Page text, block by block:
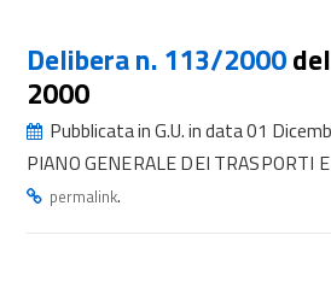
Delibera n. 113/2000
2000
Pubblicata in G.U. in data 01
PIANO GENERALE DEI TRASPORTI
permalink.